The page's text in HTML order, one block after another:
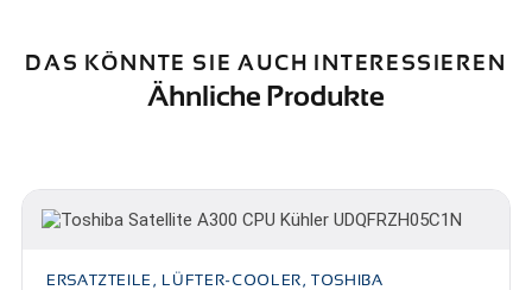
DAS KÖNNTE SIE AUCH INTERESSIEREN
Ähnliche Produkte
ERSATZTEILE, LÜFTER-COOLER, TOSHIBA